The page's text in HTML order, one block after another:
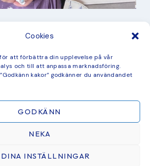
Cookies
att förbättra din upplevelse på vår
och till att anpassa marknadsföring.
kakor” godkänner du användandet
GODKÄNN
NEKA
DINA INSTÄLLNINGAR
& SAMARBETEN